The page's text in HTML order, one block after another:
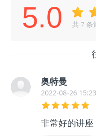
5.0 共 7 条
奥特曼
2022-08-26 15:23
非常好的讲座